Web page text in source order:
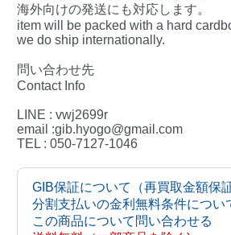
海外向けの発送にも対応します。
item will be packed with a hard
we do ship internationally.
問い合わせ先
Contact Info
LINE : vwj2699r
email :gib.hyogo@gmail.com
TEL : 050-7127-1046
GIB保証について（再買取金額保
分割支払いの金利無料条件につい
この商品について問い合わせる